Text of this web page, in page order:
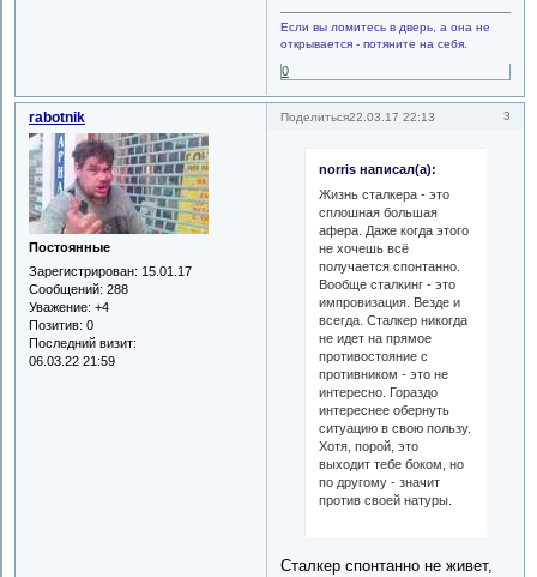
Если вы ломитесь в дверь, а она не
открывается - потяните на себя.
0
Поделиться 3
22.03.17 22:13
rabotnik
Постоянные
Зарегистрирован: 15.01.17
Сообщений: 288
Уважение: +4
Позитив: 0
Последний визит:
06.03.22 21:59
norris написал(а):
Жизнь сталкера - это
сплошная большая
афера. Даже когда этого
не хочешь всё
получается спонтанно.
Вообще сталкинг - это
импровизация. Везде и
всегда. Сталкер никогда
не идет на прямое
противостояние с
противником - это не
интересно. Гораздо
интереснее обернуть
ситуацию в свою пользу.
Хотя, порой, это
выходит тебе боком, но
по другому - значит
против своей натуры.
Сталкер спонтанно не живет,